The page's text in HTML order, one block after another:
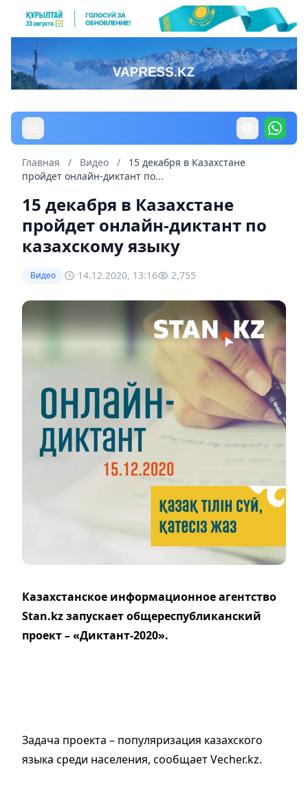
Главная / Видео /
15 декабря в Казахстане
пройдет онлайн-диктант по...
15 декабря в Казахстане
пройдет онлайн-диктант по
казахскому языку
Видео 14.12.2020, 13:16 2,755
Казахстанское информационное агентство
Stan.kz запускает общереспубликанский
проект – «Диктант-2020».
Задача проекта – популяризация казахского
языка среди населения, сообщает Vecher.kz.